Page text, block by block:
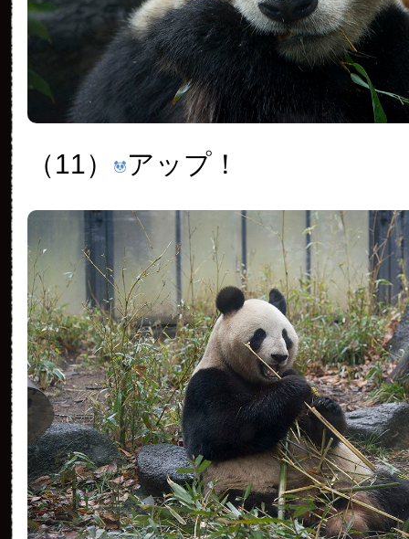
（11） アップ！